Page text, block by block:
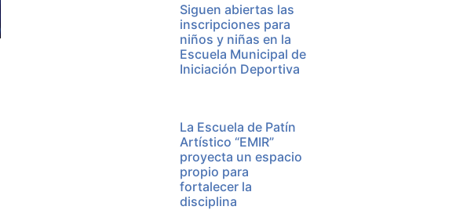
Siguen abiertas las
inscripciones para
niños y niñas en la
Escuela Municipal de
Iniciación Deportiva
La Escuela de Patín
Artístico “EMIR”
proyecta un espacio
propio para
fortalecer la
disciplina